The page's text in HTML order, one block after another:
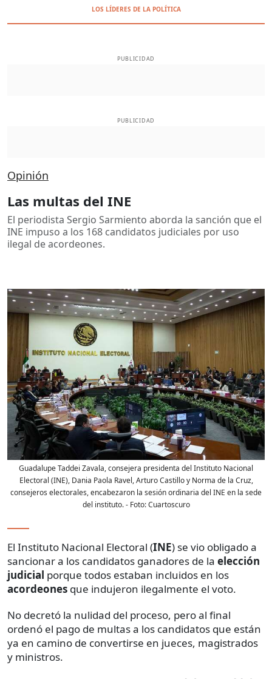
LOS LÍDERES DE LA POLÍTICA
PUBLICIDAD
PUBLICIDAD
Opinión
Las multas del INE
El periodista Sergio Sarmiento aborda la sanción que el
INE impuso a los 168 candidatos judiciales por uso
ilegal de acordeones.
Guadalupe Taddei Zavala, consejera presidenta del Instituto Nacional
Electoral (INE), Dania Paola Ravel, Arturo Castillo y Norma de la Cruz,
consejeros electorales, encabezaron la sesión ordinaria del INE en la sede
del instituto.- Foto:Cuartoscuro
El Instituto Nacional Electoral (INE) se vio obligado a
sancionar a los candidatos ganadores de la elección
judicial porque todos estaban incluidos en los
acordeones que indujeron ilegalmente el voto.
No decretó la nulidad del proceso, pero al final
ordenó el pago de multas a los candidatos que están
ya en camino de convertirse en jueces, magistrados
y ministros.